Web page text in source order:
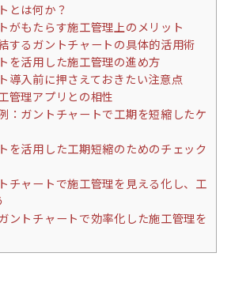
とは何か？
がもたらす施工管理上のメリット
するガントチャートの具体的活用術
を活用した施工管理の進め方
導入前に押さえておきたい注意点
管理アプリとの相性
：ガントチャートで工期を短縮したケ
を活用した工期短縮のためのチェック
チャートで施工管理を見える化し、工
ントチャートで効率化した施工管理を